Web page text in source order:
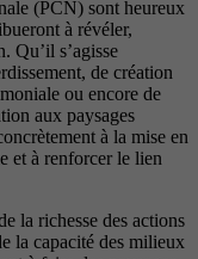
(PCN) sont heureux
à révéler,
Qu’il s’agisse
de création
ou encore de
aux paysages
à la mise en
et à renforcer le lien
la richesse des actions
la capacité des milieux